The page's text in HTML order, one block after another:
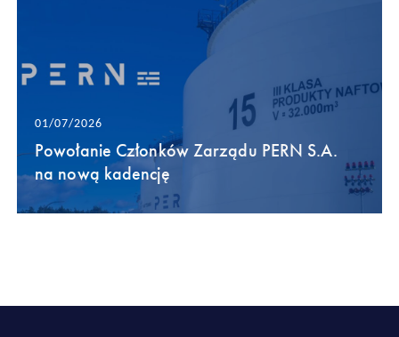
01/07/2026
Powołanie Członków Zarządu PERN S.A.
na nową kadencję